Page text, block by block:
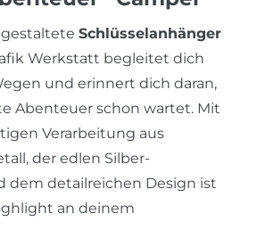
Schlüsselanhänger
Werkstatt begleitet dich
und erinnert dich daran,
Abenteuer schon wartet. Mit
Verarbeitung aus
der edlen Silber-
dem detailreichen Design ist
an deinem